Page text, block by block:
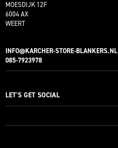
MOESDIJK 12F
6004 AX
WEERT
INFO@KARCHER-STORE-BLANKERS.NL
085-7923978
LET'S GET SOCIAL